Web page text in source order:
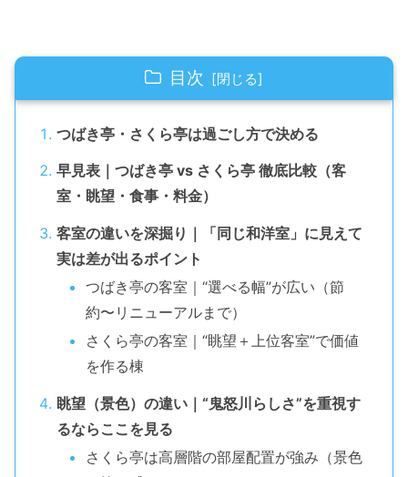
目次
つばき亭・さくら亭は過ごし方で決める
早見表｜つばき亭 vs さくら亭 徹底比較（客
室・眺望・食事・料金）
客室の違いを深掘り｜「同じ和洋室」に見えて
実は差が出るポイント
つばき亭の客室｜“選べる幅”が広い（節
約〜リニューアルまで）
さくら亭の客室｜“眺望＋上位客室”で価値
を作る棟
眺望（景色）の違い｜“鬼怒川らしさ”を重視す
るならここを見る
さくら亭は高層階の部屋配置が強み（景色